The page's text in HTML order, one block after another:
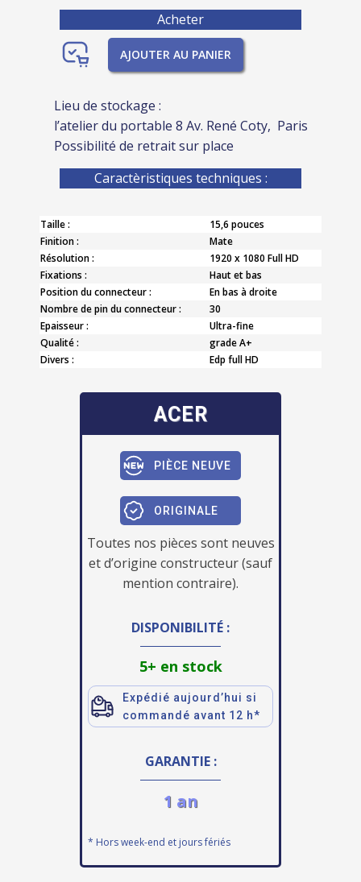
Acheter
AJOUTER AU PANIER
Lieu de stockage :
l’atelier du portable 8 Av. René Coty, Paris
Possibilité de retrait sur place
Caractèristiques techniques :
Taille :
15,6 pouces
Finition :
Mate
Résolution :
1920 x 1080 Full HD
Fixations :
Haut et bas
Position du connecteur :
En bas à droite
Nombre de pin du connecteur :
30
Epaisseur :
Ultra-fine
Qualité :
grade A+
Divers :
Edp full HD
ACER
PIÈCE NEUVE
ORIGINALE
Toutes nos pièces sont neuves
et d’origine constructeur (sauf
mention contraire).
DISPONIBILITÉ :
5+ en stock
Expédié aujourd’hui si
commandé avant 12 h*
GARANTIE :
1 an
* Hors week-end et jours fériés